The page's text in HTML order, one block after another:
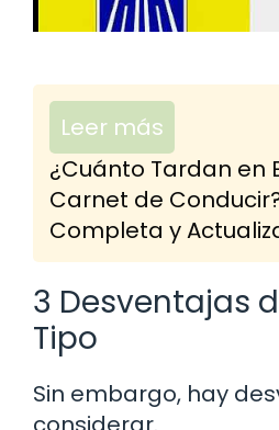
Leer más
¿Cuánto Tardan en
Carnet de
Completa y
3 Desventajas
Tipo
Sin embargo, hay